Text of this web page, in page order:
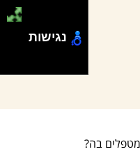
בה?
נגישות